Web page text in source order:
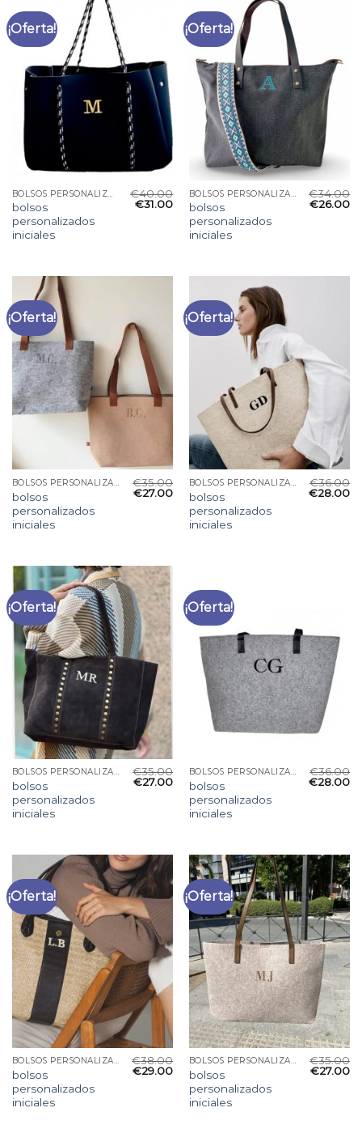
¡Oferta!
BOLSOS PERSONALIZADOS INICIALES
bolsos
personalizados
iniciales
€40.00
€31.00
¡Oferta!
BOLSOS PERSONALIZADOS INICIALES
bolsos
personalizados
iniciales
€34.00
€26.00
¡Oferta!
BOLSOS PERSONALIZADOS INICIALES
bolsos
personalizados
iniciales
€35.00
€27.00
¡Oferta!
BOLSOS PERSONALIZADOS INICIALES
bolsos
personalizados
iniciales
€36.00
€28.00
¡Oferta!
BOLSOS PERSONALIZADOS INICIALES
bolsos
personalizados
iniciales
€35.00
€27.00
¡Oferta!
BOLSOS PERSONALIZADOS INICIALES
bolsos
personalizados
iniciales
€36.00
€28.00
¡Oferta!
BOLSOS PERSONALIZADOS INICIALES
bolsos
personalizados
iniciales
€38.00
€29.00
¡Oferta!
BOLSOS PERSONALIZADOS INICIALES
bolsos
personalizados
iniciales
€35.00
€27.00